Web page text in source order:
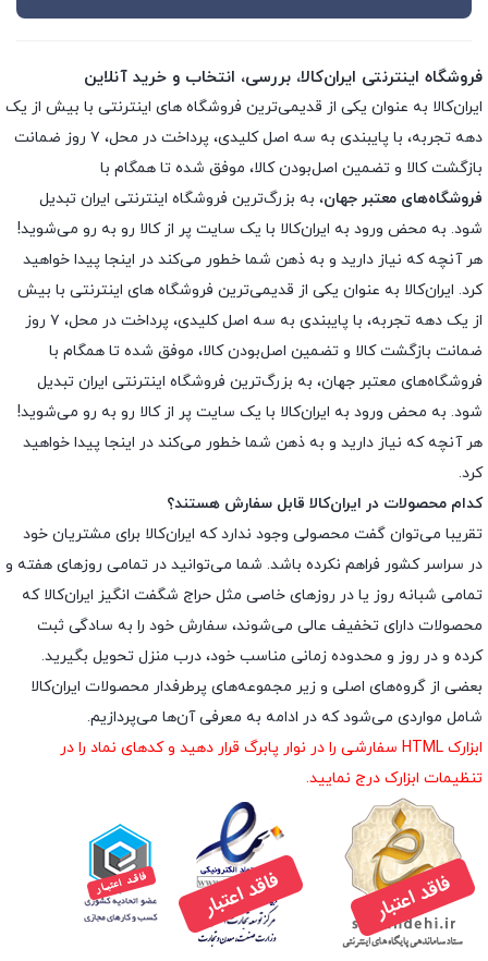
فروشگاه اینترنتی ایران‌کالا، بررسی، انتخاب و خرید آنلاین
ایران‌کالا به عنوان یکی از قدیمی‌ترین فروشگاه های اینترنتی با بیش از یک
دهه تجربه، با پایبندی به سه اصل کلیدی، پرداخت در محل، ۷ روز ضمانت
بازگشت کالا و تضمین اصل‌بودن کالا، موفق شده تا همگام با
فروشگاه‌های معتبر جهان، به بزرگ‌ترین فروشگاه اینترنتی ایران تبدیل
شود. به محض ورود به ایران‌کالا با یک سایت پر از کالا رو به رو می‌شوید!
هر آنچه که نیاز دارید و به ذهن شما خطور می‌کند در اینجا پیدا خواهید
کرد. ایران‌کالا به عنوان یکی از قدیمی‌ترین فروشگاه های اینترنتی با بیش
از یک دهه تجربه، با پایبندی به سه اصل کلیدی، پرداخت در محل، ۷ روز
ضمانت بازگشت کالا و تضمین اصل‌بودن کالا، موفق شده تا همگام با
فروشگاه‌های معتبر جهان، به بزرگ‌ترین فروشگاه اینترنتی ایران تبدیل
شود. به محض ورود به ایران‌کالا با یک سایت پر از کالا رو به رو می‌شوید!
هر آنچه که نیاز دارید و به ذهن شما خطور می‌کند در اینجا پیدا خواهید
کرد.
کدام محصولات در ایران‌کالا قابل سفارش هستند؟
تقریبا می‌توان گفت محصولی وجود ندارد که ایران‌کالا برای مشتریان خود
در سراسر کشور فراهم نکرده باشد. شما می‌توانید در تمامی روزهای هفته و
تمامی شبانه روز یا در روزهای خاصی مثل حراج شگفت انگیز ایران‌کالا که
محصولات دارای تخفیف عالی می‌شوند، سفارش خود را به سادگی ثبت
کرده و در روز و محدوده زمانی مناسب خود، درب منزل تحویل بگیرید.
بعضی از گروه‌های اصلی و زیر مجموعه‌های پرطرفدار محصولات ایران‌کالا
شامل مواردی می‌شود که در ادامه به معرفی آن‌ها می‌پردازیم.
ابزارک HTML سفارشی را در نوار پابرگ قرار دهید و کدهای نماد را در
تنظیمات ابزارک درج نمایید.